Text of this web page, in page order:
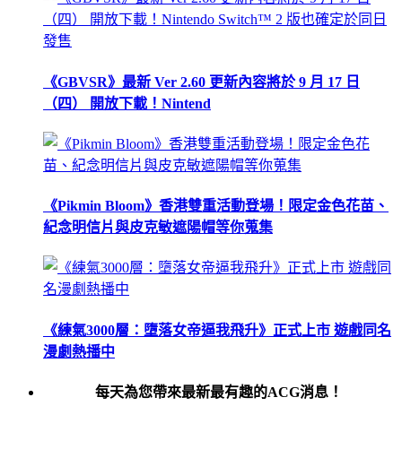
《GBVSR》最新 Ver 2.60 更新內容將於 9 月 17 日
（四） 開放下載！Nintend
《Pikmin Bloom》香港雙重活動登場！限定金色花苗、
紀念明信片與皮克敏遮陽帽等你蒐集
《練氣3000層：墮落女帝逼我飛升》正式上市 遊戲同名
漫劇熱播中
每天為您帶來最新最有趣的ACG消息！